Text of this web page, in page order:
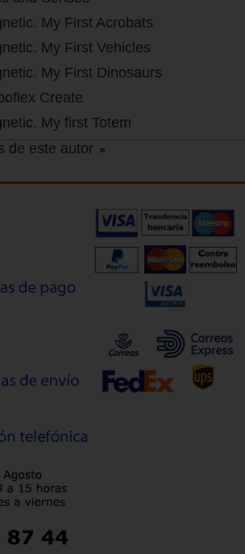
My First Acrobats
My First Vehicles
My First Dinosaurs
Create
My first Totem
de este autor